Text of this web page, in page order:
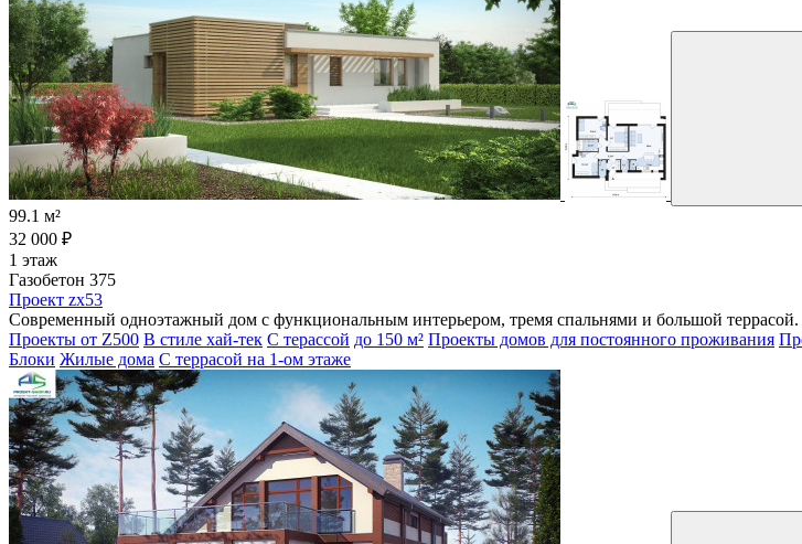
99.1 м²
32 000 ₽
1 этаж
Газобетон 375
Проект zx53
Современный одноэтажный дом с функциональным интерьером, тремя спальнями и большой террасой.
Проекты от Z500 В стиле хай-тек С терассой до 150 м² Проекты домов для постоянного проживания
Блоки Жилые дома С террасой на 1-ом этаже